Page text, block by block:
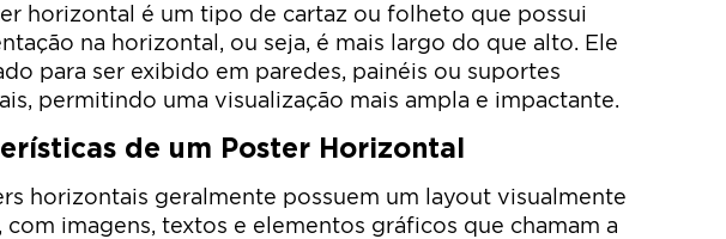
horizontal é um tipo de cartaz ou folheto que possui
na horizontal, ou seja, é mais largo do que alto. Ele
para ser exibido em paredes, painéis ou suportes
permitindo uma visualização mais ampla e impactante.
de um Poster Horizontal
horizontais geralmente possuem um layout visualmente
com imagens, textos e elementos gráficos que chamam a